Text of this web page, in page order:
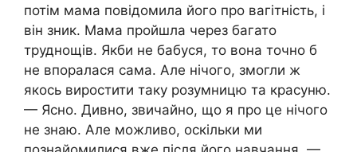
потім мама повідомила його про вагітність, і
він зник. Мама пройшла через багато
труднощів. Якби не бабуся, то вона точно б
не впоралася сама. Але нічого, змогли ж
якось виростити таку розумницю та красуню.
— Ясно. Дивно, звичайно, що я про це нічого
не знаю. Але можливо, оскільки ми